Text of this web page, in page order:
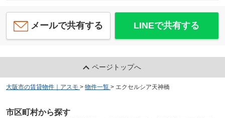
メールで共有する LINEで共有する
ページトップへ
大阪市の賃貸物件｜アスモ > 物件一覧 > エクセルシア天神橋
市区町村から探す